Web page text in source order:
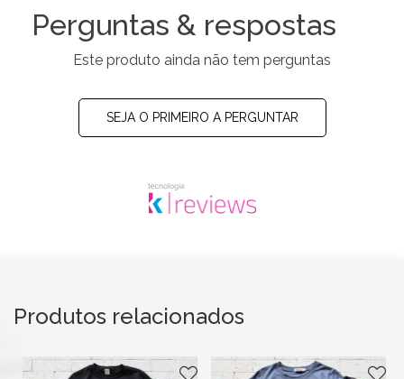
Perguntas & respostas
Este produto ainda não tem perguntas
SEJA O PRIMEIRO A PERGUNTAR
Produtos relacionados